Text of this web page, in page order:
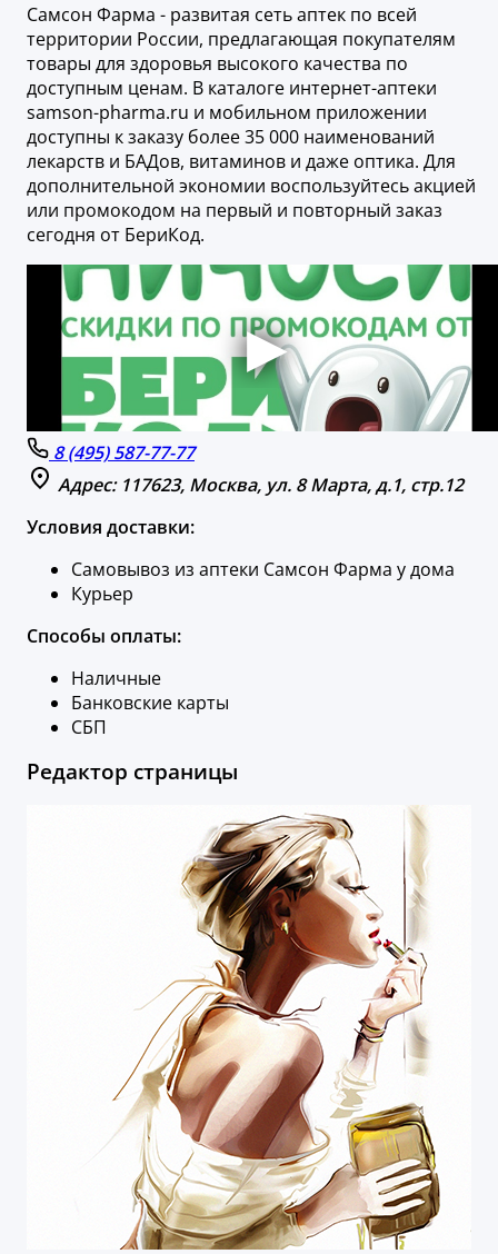
Самсон Фарма - развитая сеть аптек по всей
территории России, предлагающая покупателям
товары для здоровья высокого качества по
доступным ценам. В каталоге интернет-аптеки
samson-pharma.ru и мобильном приложении
доступны к заказу более 35 000 наименований
лекарств и БАДов, витаминов и даже оптика. Для
дополнительной экономии воспользуйтесь акцией
или промокодом на первый и повторный заказ
сегодня от БериКод.
8 (495) 587-77-77
Адрес: 117623, Москва, ул. 8 Марта, д.1, стр.12
Условия доставки:
Самовывоз из аптеки Самсон Фарма у дома
Курьер
Способы оплаты:
Наличные
Банковские карты
СБП
Редактор страницы